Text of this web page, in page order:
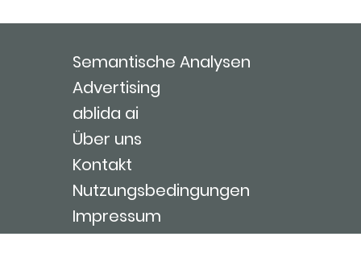
Semantische Analysen
Advertising
ablida ai
Über uns
Kontakt
Nutzungsbedingungen
Impressum
Login